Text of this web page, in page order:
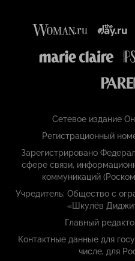
Сетевое издание
Регистрационный
Зарегистрировано
сфере связи,
коммуникаций
Учредитель: Общество с
«Шкулёв
Главный
Контактные данные для
числе, для